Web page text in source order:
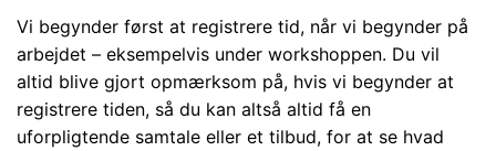
Vi begynder først at registrere tid, når vi begynder på
arbejdet – eksempelvis under workshoppen. Du vil
altid blive gjort opmærksom på, hvis vi begynder at
registrere tiden, så du kan altså altid få en
uforpligtende samtale eller et tilbud, for at se hvad